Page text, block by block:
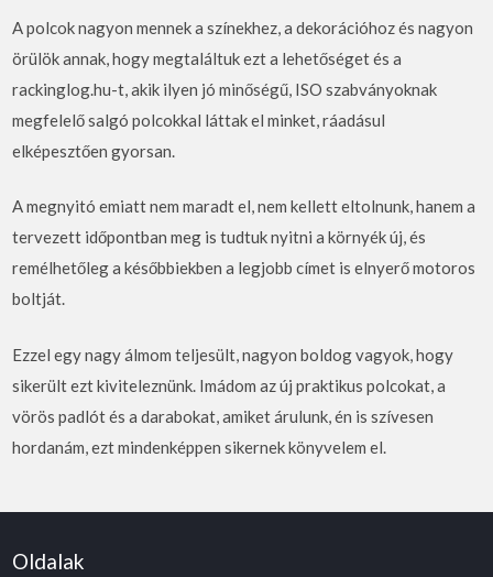
A polcok nagyon mennek a színekhez, a dekorációhoz és nagyon
örülök annak, hogy megtaláltuk ezt a lehetőséget és a
rackinglog.hu-t, akik ilyen jó minőségű, ISO szabványoknak
megfelelő salgó polcokkal láttak el minket, ráadásul
elképesztően gyorsan.
A megnyitó emiatt nem maradt el, nem kellett eltolnunk, hanem a
tervezett időpontban meg is tudtuk nyitni a környék új, és
remélhetőleg a későbbiekben a legjobb címet is elnyerő motoros
boltját.
Ezzel egy nagy álmom teljesült, nagyon boldog vagyok, hogy
sikerült ezt kiviteleznünk. Imádom az új praktikus polcokat, a
vörös padlót és a darabokat, amiket árulunk, én is szívesen
hordanám, ezt mindenképpen sikernek könyvelem el.
Oldalak